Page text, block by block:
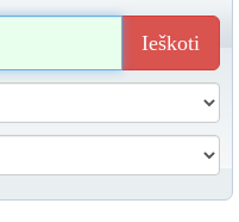
Ieškoti